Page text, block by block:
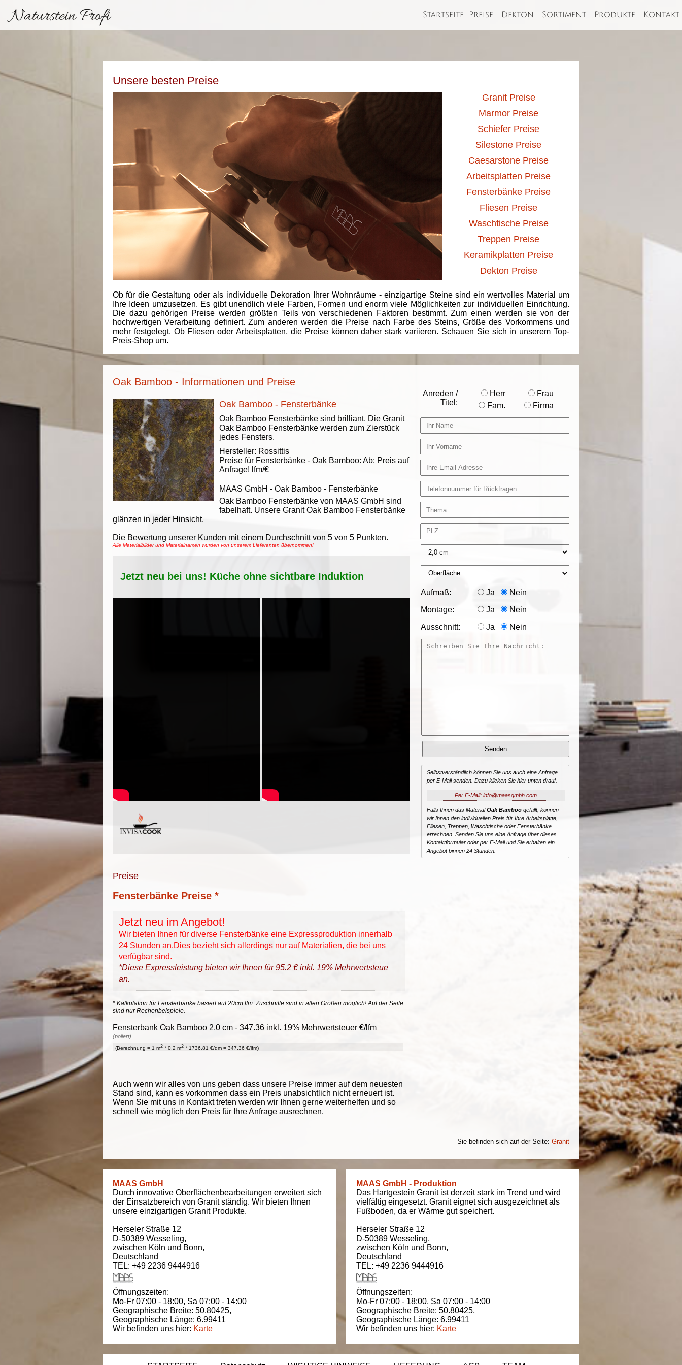
Naturstein Profi Startseite Preise Dekton Sortiment Produkte Kontakt
Unsere besten Preise
Granit Preise
Marmor Preise
Schiefer Preise
Silestone Preise
Caesarstone Preise
Arbeitsplatten Preise
Fensterbänke Preise
Fliesen Preise
Waschtische Preise
Treppen Preise
Keramikplatten Preise
Dekton Preise
Ob für die Gestaltung oder als individuelle Dekoration Ihrer Wohnräume - einzigartige Steine sind ein wertvolles Material um
Ihre Ideen umzusetzen. Es gibt unendlich viele Farben, Formen und enorm viele Möglichkeiten zur individuellen Einrichtung.
Die dazu gehörigen Preise werden größten Teils von verschiedenen Faktoren bestimmt. Zum einen werden sie von der
hochwertigen Verarbeitung definiert. Zum anderen werden die Preise nach Farbe des Steins, Größe des Vorkommens und
mehr festgelegt. Ob Fliesen oder Arbeitsplatten, die Preise können daher stark variieren. Schauen Sie sich in unserem Top-
Preis-Shop um.
Oak Bamboo - Informationen und Preise
Oak Bamboo - Fensterbänke
Oak Bamboo Fensterbänke sind brilliant. Die Granit
Oak Bamboo Fensterbänke werden zum Zierstück
jedes Fensters.
Hersteller: Rossittis
Preise für Fensterbänke - Oak Bamboo: Ab: Preis auf
Anfrage! lfm/€
MAAS GmbH - Oak Bamboo - Fensterbänke
Oak Bamboo Fensterbänke von MAAS GmbH sind
fabelhaft. Unsere Granit Oak Bamboo Fensterbänke
glänzen in jeder Hinsicht.
Die Bewertung unserer Kunden mit einem Durchschnitt von 5 von 5 Punkten.
Alle Materialbilder und Materialnamen wurden von unserem Lieferanten übernommen!
Jetzt neu bei uns! Küche ohne sichtbare Induktion
Preise
Fensterbänke Preise *
Jetzt neu im Angebot!
Wir bieten Ihnen für diverse Fensterbänke eine Expressproduktion innerhalb
24 Stunden an.Dies bezieht sich allerdings nur auf Materialien, die bei uns
verfügbar sind.
*Diese Expressleistung bieten wir Ihnen für 95.2 € inkl. 19% Mehrwertsteue
an.
* Kalkulation für Fensterbänke basiert auf 20cm lfm. Zuschnitte sind in allen Größen möglich! Auf der Seite
sind nur Rechenbeispiele.
Fensterbank Oak Bamboo 2,0 cm - 347.36 inkl. 19% Mehrwertsteuer €/lfm
(poliert)
(Berechnung = 1 m2 * 0.2 m2 * 1736.81 €/qm = 347.36 €/lfm)
Auch wenn wir alles von uns geben dass unsere Preise immer auf dem neuesten
Stand sind, kann es vorkommen dass ein Preis unabsichtlich nicht erneuert ist.
Wenn Sie mit uns in Kontakt treten werden wir Ihnen gerne weiterhelfen und so
schnell wie möglich den Preis für Ihre Anfrage ausrechnen.
Anreden /
Titel:
Herr
Frau
Fam.
Firma
Aufmaß: Ja Nein
Montage: Ja Nein
Ausschnitt: Ja Nein
Selbstverständlich können Sie uns auch eine Anfrage
per E-Mail senden. Dazu klicken Sie hier unten drauf.
Per E-Mail: info@maasgmbh.com
Falls Ihnen das MaterialOak Bamboogefällt, können
wir Ihnen den individuellen Preis für Ihre Arbeitsplatte,
Fliesen, Treppen, Waschtische oder Fensterbänke
errechnen. Senden Sie uns eine Anfrage über dieses
Kontaktformular oder per E-Mail und Sie erhalten ein
Angebot binnen 24 Stunden.
Sie befinden sich auf der Seite: Granit
MAAS GmbH
Durch innovative Oberflächenbearbeitungen erweitert sich
der Einsatzbereich von Granit ständig. Wir bieten Ihnen
unsere einzigartigen Granit Produkte.
Herseler Straße 12
D-50389 Wesseling,
zwischen Köln und Bonn,
Deutschland
TEL: +49 2236 9444916
Öffnungszeiten:
Mo-Fr 07:00 - 18:00, Sa 07:00 - 14:00
Geographische Breite: 50.80425,
Geographische Länge: 6.99411
Wir befinden uns hier: Karte
MAAS GmbH - Produktion
Das Hartgestein Granit ist derzeit stark im Trend und wird
vielfältig eingesetzt. Granit eignet sich ausgezeichnet als
Fußboden, da er Wärme gut speichert.
Herseler Straße 12
D-50389 Wesseling,
zwischen Köln und Bonn,
Deutschland
TEL: +49 2236 9444916
Öffnungszeiten:
Mo-Fr 07:00 - 18:00, Sa 07:00 - 14:00
Geographische Breite: 50.80425,
Geographische Länge: 6.99411
Wir befinden uns hier: Karte